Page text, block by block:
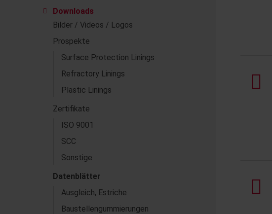
Downloads
Bilder / Videos / Logos
Prospekte
Surface Protection Linings
Refractory Linings
Plastic Linings
Zertifikate
ISO 9001
SCC
Sonstige
Datenblätter
Ausgleich, Estriche
Baustellengummierungen